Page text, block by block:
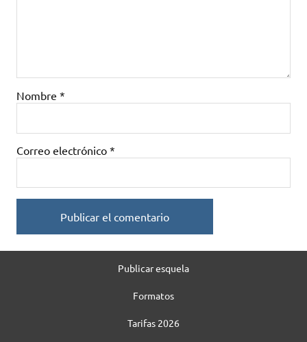
Nombre *
Correo electrónico *
Publicar esquela
Formatos
Tarifas 2026